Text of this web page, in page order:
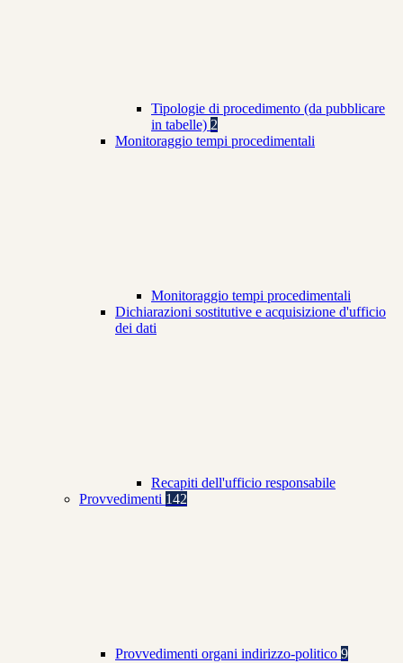
Tipologie di procedimento (da pubblicare
in tabelle) 2
Monitoraggio tempi procedimentali
Monitoraggio tempi procedimentali
Dichiarazioni sostitutive e acquisizione d'ufficio
dei dati
Recapiti dell'ufficio responsabile
Provvedimenti 142
Provvedimenti organi indirizzo-politico 9